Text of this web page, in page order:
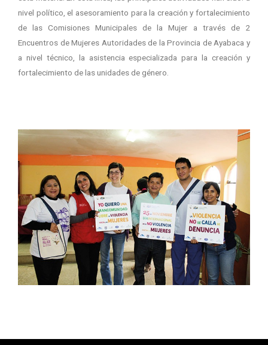
nivel político, el asesoramiento para la creación y fortalecimiento
de las Comisiones Municipales de la Mujer a través de 2
Encuentros de Mujeres Autoridades de la Provincia de Ayabaca y
a nivel técnico, la asistencia especializada para la creación y
fortalecimiento de las unidades de género.